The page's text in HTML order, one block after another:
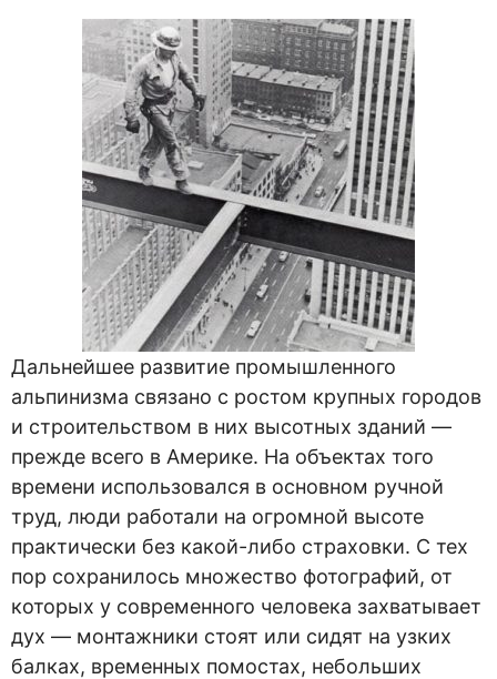
Дальнейшее развитие промышленного
альпинизма связано с ростом крупных городов
и строительством в них высотных зданий —
прежде всего в Америке. На объектах того
времени использовался в основном ручной
труд, люди работали на огромной высоте
практически без какой-либо страховки. С тех
пор сохранилось множество фотографий, от
которых у современного человека захватывает
дух — монтажники стоят или сидят на узких
балках, временных помостах, небольших